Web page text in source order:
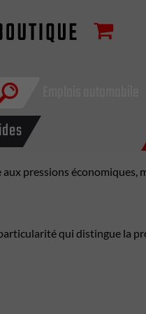
pressions économiques,
qui distingue la